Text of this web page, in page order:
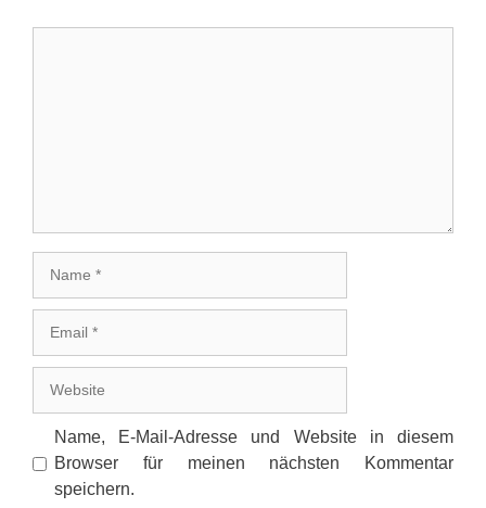
Name, E-Mail-Adresse und Website in diesem
Browser für meinen nächsten Kommentar
speichern.